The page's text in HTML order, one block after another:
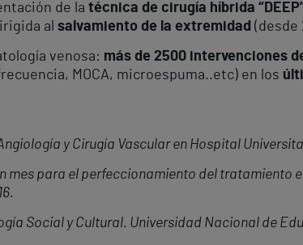
de la técnica de cirugía híbrida
al salvamiento de la extremidad (desde
venosa: más de 2500 intervenciones
MOCA, microespuma..etc) en los
y Cirugía Vascular en Hospital
mes para el perfeccionamiento del tratamiento
.
Social y Cultural. Universidad Nacional de